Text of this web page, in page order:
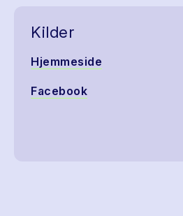
Kilder
Hjemmeside
Facebook